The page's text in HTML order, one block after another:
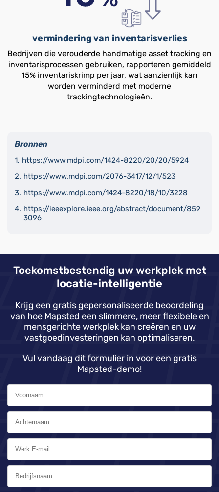
vermindering van inventarisverlies
Bedrijven die verouderde handmatige asset tracking en
inventarisprocessen gebruiken, rapporteren gemiddeld
15% inventariskrimp per jaar, wat aanzienlijk kan
worden verminderd met moderne
trackingtechnologieën.
Bronnen
https://www.mdpi.com/1424-8220/20/20/5924
https://www.mdpi.com/2076-3417/12/1/523
https://www.mdpi.com/1424-8220/18/10/3228
https://ieeexplore.ieee.org/abstract/document/859
3096
Toekomstbestendig uw werkplek met
locatie-intelligentie
Krijg een gratis gepersonaliseerde beoordeling
van hoe Mapsted een slimmere, meer flexibele en
mensgerichte werkplek kan creëren en uw
vastgoedinvesteringen kan optimaliseren.
Vul vandaag dit formulier in voor een gratis
Mapsted-demo!